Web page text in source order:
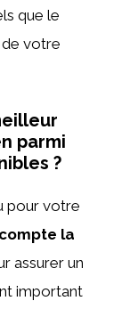
que le
votre
parmi
?
pour votre
la
assurer un
important